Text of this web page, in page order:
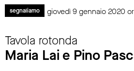
segnaliamo giovedì 9 gennaio 2020
Tavola rotonda
Maria Lai e Pino